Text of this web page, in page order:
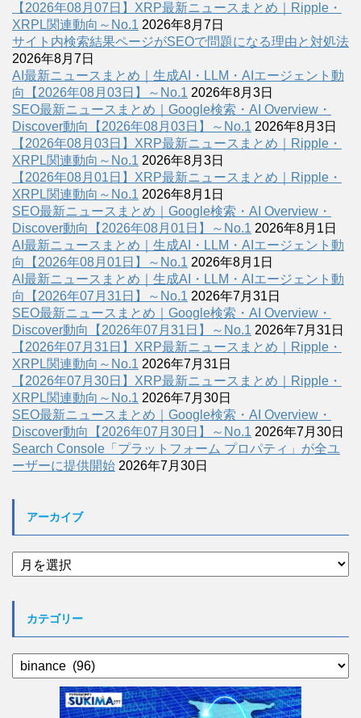
【2026年08月07日】XRP最新ニュースまとめ｜Ripple・
XRPL関連動向～No.1 2026年8月7日
サイト内検索結果ページがSEOで問題になる理由と対処法
2026年8月7日
AI最新ニュースまとめ｜生成AI・LLM・AIエージェント動
向【2026年08月03日】～No.1 2026年8月3日
SEO最新ニュースまとめ｜Google検索・AI Overview・
Discover動向【2026年08月03日】～No.1 2026年8月3日
【2026年08月03日】XRP最新ニュースまとめ｜Ripple・
XRPL関連動向～No.1 2026年8月3日
【2026年08月01日】XRP最新ニュースまとめ｜Ripple・
XRPL関連動向～No.1 2026年8月1日
SEO最新ニュースまとめ｜Google検索・AI Overview・
Discover動向【2026年08月01日】～No.1 2026年8月1日
AI最新ニュースまとめ｜生成AI・LLM・AIエージェント動
向【2026年08月01日】～No.1 2026年8月1日
AI最新ニュースまとめ｜生成AI・LLM・AIエージェント動
向【2026年07月31日】～No.1 2026年7月31日
SEO最新ニュースまとめ｜Google検索・AI Overview・
Discover動向【2026年07月31日】～No.1 2026年7月31日
【2026年07月31日】XRP最新ニュースまとめ｜Ripple・
XRPL関連動向～No.1 2026年7月31日
【2026年07月30日】XRP最新ニュースまとめ｜Ripple・
XRPL関連動向～No.1 2026年7月30日
SEO最新ニュースまとめ｜Google検索・AI Overview・
Discover動向【2026年07月30日】～No.1 2026年7月30日
Search Console「プラットフォーム プロパティ」が全ユ
ーザーに提供開始 2026年7月30日
アーカイブ
ア
ー
カテゴリー
カ
テ